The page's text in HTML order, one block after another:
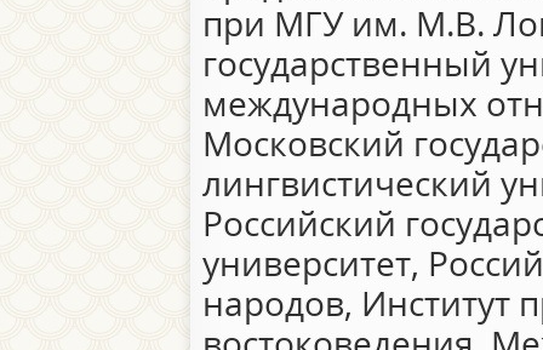
при МГУ им. М.В.
государственный
международных
Московский
лингвистический
Российский
университет,
народов, Институт